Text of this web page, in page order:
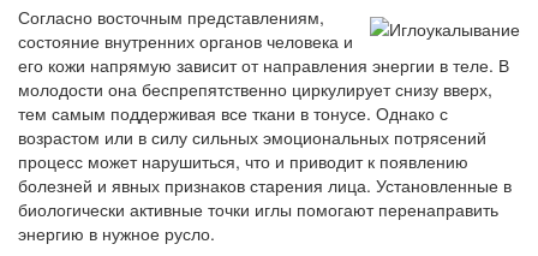
Согласно восточным представлениям,
состояние внутренних органов человека и
его кожи напрямую зависит от направления энергии в теле. В
молодости она беспрепятственно циркулирует снизу вверх,
тем самым поддерживая все ткани в тонусе. Однако с
возрастом или в силу сильных эмоциональных потрясений
процесс может нарушиться, что и приводит к появлению
болезней и явных признаков старения лица. Установленные в
биологически активные точки иглы помогают перенаправить
энергию в нужное русло.